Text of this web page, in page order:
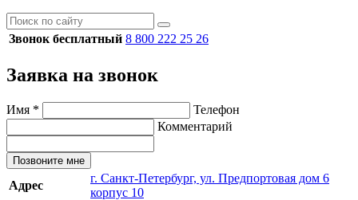
Звонок бесплатный 8 800 222 25 26
Заявка на звонок
Имя *
Телефон
Комментарий
Позвоните мне
Адрес
г. Санкт-Петербург, ул. Предпортовая дом 6
корпус 10